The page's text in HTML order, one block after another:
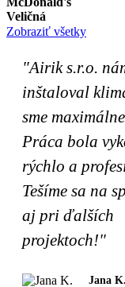
McDonald's
Veličná
STK Veličná
Zobraziť všetky
"Airik s.r.o.
inštaloval
sme
Práca bola
rýchlo a
Tešíme sa na
aj pri ďalších
projektoch!"
Jana K.